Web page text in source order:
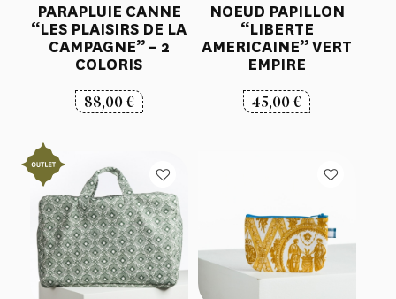
PARAPLUIE CANNE
“LES PLAISIRS DE LA
CAMPAGNE” – 2
COLORIS
88,00€
NOEUD PAPILLON
“LIBERTE
AMERICAINE” VERT
EMPIRE
45,00€